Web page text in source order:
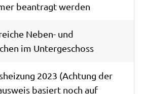
beantragt werden
Neben- und
im Untergeschoss
2023 (Achtung der
basiert noch auf